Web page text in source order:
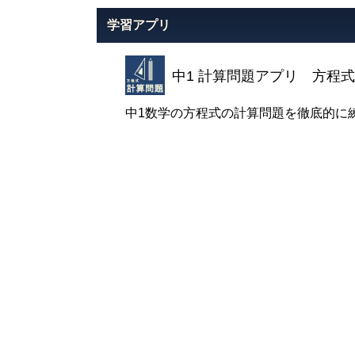
学習アプリ
中1 計算問題アプリ 方程式
中1数学の方程式の計算問題を徹底的に